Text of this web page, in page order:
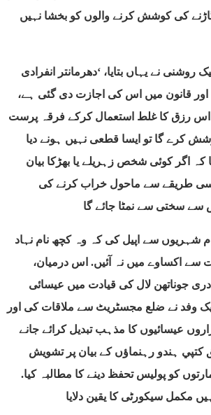
کی کوشش کرنے والوں کو بخشا نہیں
نے یہاں بتایا، ‘دھرمانتر انفرادی
قانون میں اس کی اجازت دی گئی ہے،
اس رزق کا غلط استعمال کرکے فرقہ پرست
کرے گا تو ایسا قطعی نہیں ہونے دیا
کہ اگر کوئی شخص زہریلے یا بھڑكا بیان
طریقے سے ماحول خراب کرنے کی
شہریوں سے اپیل کی کہ وہ کچھ نام نہاد
سے اكساوے میں نہ آئیں. اس درمیان،
جوناتھن لال کی قیادت میں عیسائی
وفد نے ضلع مجسٹریٹ سے ملاقات کی اور
کو ہزاروں عیسائیوں کا مذہب تبدیل کرائے جانے
كتپي ہندو رہنماؤں کے بیان پر تشویش
کو پولیس تحفظ دینے کا مطالبہ کیا.